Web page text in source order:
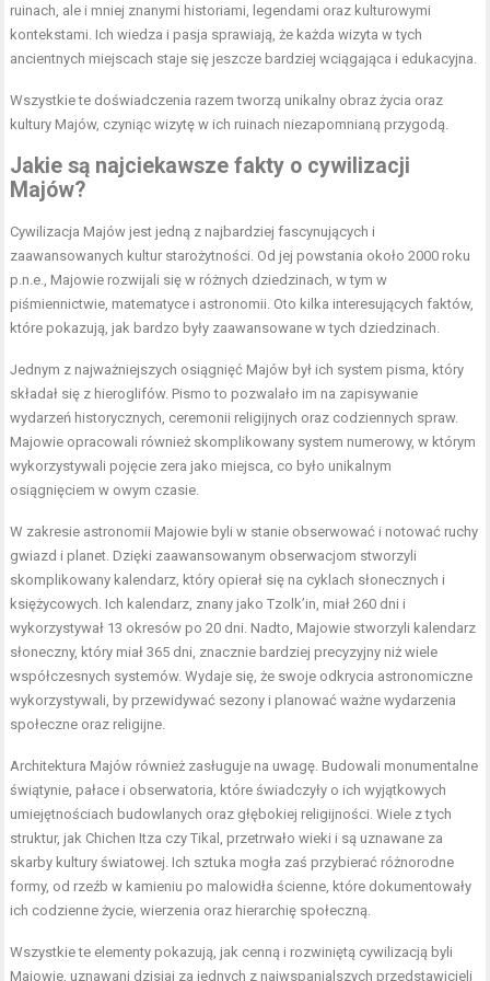
ruinach, ale i mniej znanymi historiami, legendami oraz kulturowymi
kontekstami. Ich wiedza i pasja sprawiają, że każda wizyta w tych
ancientnych miejscach staje się jeszcze bardziej wciągająca i edukacyjna.
Wszystkie te doświadczenia razem tworzą unikalny obraz życia oraz
kultury Majów, czyniąc wizytę w ich ruinach niezapomnianą przygodą.
Jakie są najciekawsze fakty o cywilizacji
Majów?
Cywilizacja Majów jest jedną z najbardziej fascynujących i
zaawansowanych kultur starożytności. Od jej powstania około 2000 roku
p.n.e., Majowie rozwijali się w różnych dziedzinach, w tym w
piśmiennictwie, matematyce i astronomii. Oto kilka interesujących faktów,
które pokazują, jak bardzo były zaawansowane w tych dziedzinach.
Jednym z najważniejszych osiągnięć Majów był ich system pisma, który
składał się z hieroglifów. Pismo to pozwalało im na zapisywanie
wydarzeń historycznych, ceremonii religijnych oraz codziennych spraw.
Majowie opracowali również skomplikowany system numerowy, w którym
wykorzystywali pojęcie zera jako miejsca, co było unikalnym
osiągnięciem w owym czasie.
W zakresie astronomii Majowie byli w stanie obserwować i notować ruchy
gwiazd i planet. Dzięki zaawansowanym obserwacjom stworzyli
skomplikowany kalendarz, który opierał się na cyklach słonecznych i
księżycowych. Ich kalendarz, znany jako Tzolk’in, miał 260 dni i
wykorzystywał 13 okresów po 20 dni. Nadto, Majowie stworzyli kalendarz
słoneczny, który miał 365 dni, znacznie bardziej precyzyjny niż wiele
współczesnych systemów. Wydaje się, że swoje odkrycia astronomiczne
wykorzystywali, by przewidywać sezony i planować ważne wydarzenia
społeczne oraz religijne.
Architektura Majów również zasługuje na uwagę. Budowali monumentalne
świątynie, pałace i obserwatoria, które świadczyły o ich wyjątkowych
umiejętnościach budowlanych oraz głębokiej religijności. Wiele z tych
struktur, jak Chichen Itza czy Tikal, przetrwało wieki i są uznawane za
skarby kultury światowej. Ich sztuka mogła zaś przybierać różnorodne
formy, od rzeźb w kamieniu po malowidła ścienne, które dokumentowały
ich codzienne życie, wierzenia oraz hierarchię społeczną.
Wszystkie te elementy pokazują, jak cenną i rozwiniętą cywilizacją byli
Majowie, uznawani dzisiaj za jednych z najwspanialszych przedstawicieli